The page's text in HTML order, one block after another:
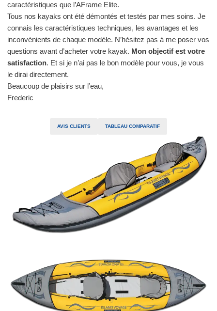
caractéristiques que l’AFrame Elite.
Tous nos kayaks ont été démontés et testés par mes soins. Je
connais les caractéristiques techniques, les avantages et les
inconvénients de chaque modèle. N’hésitez pas à me poser vos
questions avant d’acheter votre kayak. Mon objectif est votre
satisfaction. Et si je n’ai pas le bon modèle pour vous, je vous
le dirai directement.
Beaucoup de plaisirs sur l’eau,
Frederic
AVIS CLIENTS TABLEAU COMPARATIF